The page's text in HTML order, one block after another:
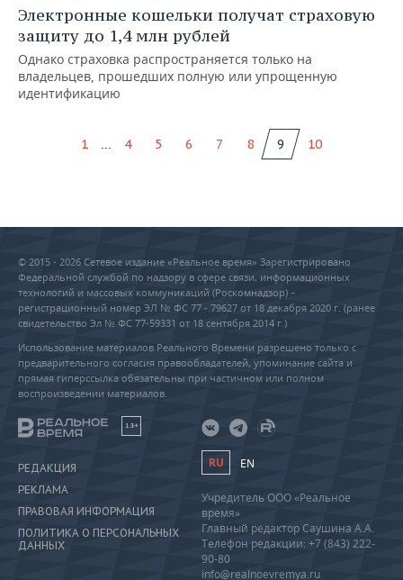
Электронные кошельки получат страховую
защиту до 1,4 млн рублей
Однако страховка распространяется только на
владельцев, прошедших полную или упрощенную
идентификацию
1 ... 4 5 6 7 8 9 10
© 2015 - 2026 Сетевое издание «Реальное время» Зарегистрировано
Федеральной службой по надзору в сфере связи, информационных
технологий и массовых коммуникаций (Роскомнадзор) –
регистрационный номер ЭЛ № ФС 77 - 79627 от 18 декабря 2020 г. (ранее
свидетельство Эл № ФС 77-59331 от 18 сентября 2014 г.)
Использование материалов Реального Времени разрешено только с
предварительного согласия правообладателей, упоминание сайта и
прямая гиперссылка обязательны при частичном или полном
воспроизведении материалов.
18+
РЕДАКЦИЯ
РЕКЛАМА
ПРАВОВАЯ ИНФОРМАЦИЯ
ПОЛИТИКА О ПЕРСОНАЛЬНЫХ
ДАННЫХ
RU EN
Учредитель ООО «Реальное
время»
Главный редактор Саушина А.А.
Телефон редакции: +7 (843) 222-
90-80
info@realnoevremya.ru